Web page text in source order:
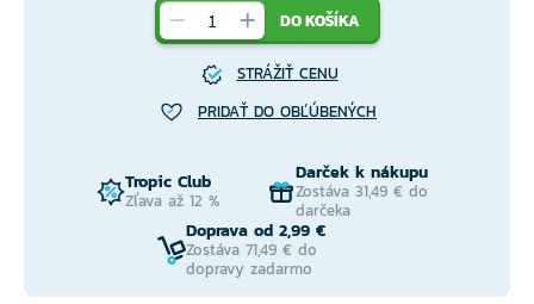
DO KOŠÍKA
STRÁŽIŤ CENU
PRIDAŤ DO OBĽÚBENÝCH
Tropic Club
Zľava až 12 %
Darček k nákupu
Zostáva 31,49 € do
darčeka
Doprava od 2,99 €
Zostáva 71,49 € do
dopravy zadarmo